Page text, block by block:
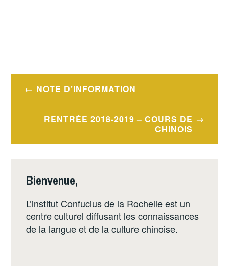
Navigation
l’article
NOTE D’INFORMATION
RENTRÉE 2018-2019 – COURS DE
CHINOIS
Bienvenue,
L’institut Confucius de la Rochelle est un
centre culturel diffusant les connaissances
de la langue et de la culture chinoise.